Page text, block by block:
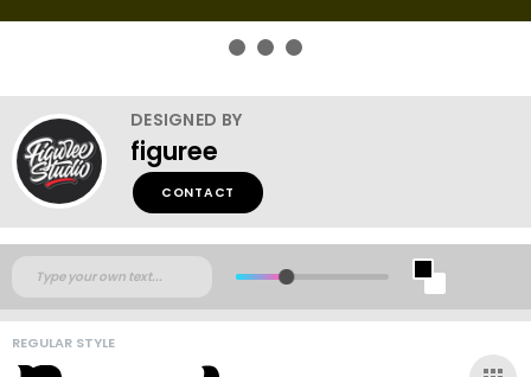
DESIGNED BY
figuree
CONTACT
REGULAR STYLE